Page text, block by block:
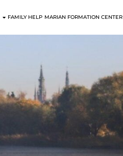
FAMILY HELP MARIAN FORMATION CENTER